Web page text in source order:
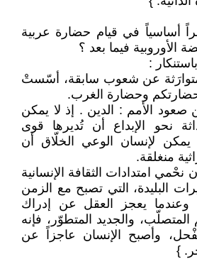
أساسياً في قيام حضارة عربية
الأوروبية فيما بعد ؟
:
عن شعوب سابقة، أسّستْ
وحضارة الغرب.
صعود الأمم : الدين . إذ لا يمكن
نحو الإبداع أن تُديرها قوى
يمكن لإنسان الوعي الخلّاق أن
منغلقة.
نحْمي امتدادات الثقافة الإنسانية
البليدة، التي تصبح مع الزمن
وعندما يعجز العقل عن إدراك
المتصلّب، والجديد المتطوّر، فإنه
وأصبح الإنسان عاجزاً عن
}